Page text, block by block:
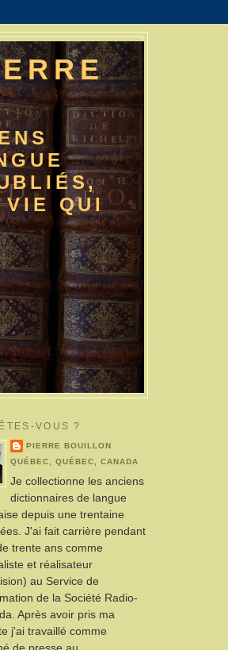
VIE QUI
VOUS ?
PIERRE BOUILLON
QUÉBEC, QUÉBEC, CANADA
Je collectionne les anciens
dictionnaires de langue
depuis une trentaine
J'ai fait carrière pendant
trente ans comme
et réalisateur
au Service de
de la Société Radio-
Après avoir pris ma
j'ai travaillé comme